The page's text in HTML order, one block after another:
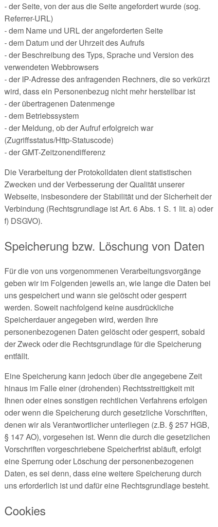
- der Seite, von der aus die Seite angefordert wurde (sog.
Referrer-URL)
- dem Name und URL der angeforderten Seite
- dem Datum und der Uhrzeit des Aufrufs
- der Beschreibung des Typs, Sprache und Version des
verwendeten Webbrowsers
- der IP-Adresse des anfragenden Rechners, die so verkürzt
wird, dass ein Personenbezug nicht mehr herstellbar ist
- der übertragenen Datenmenge
- dem Betriebssystem
- der Meldung, ob der Aufruf erfolgreich war
(Zugriffsstatus/Http-Statuscode)
- der GMT-Zeitzonendifferenz
Die Verarbeitung der Protokolldaten dient statistischen
Zwecken und der Verbesserung der Qualität unserer
Webseite, insbesondere der Stabilität und der Sicherheit der
Verbindung (Rechtsgrundlage ist Art. 6 Abs. 1 S. 1 lit. a) oder
f) DSGVO).
Speicherung bzw. Löschung von Daten
Für die von uns vorgenommenen Verarbeitungsvorgänge
geben wir im Folgenden jeweils an, wie lange die Daten bei
uns gespeichert und wann sie gelöscht oder gesperrt
werden. Soweit nachfolgend keine ausdrückliche
Speicherdauer angegeben wird, werden Ihre
personenbezogenen Daten gelöscht oder gesperrt, sobald
der Zweck oder die Rechtsgrundlage für die Speicherung
entfällt.
Eine Speicherung kann jedoch über die angegebene Zeit
hinaus im Falle einer (drohenden) Rechtsstreitigkeit mit
Ihnen oder eines sonstigen rechtlichen Verfahrens erfolgen
oder wenn die Speicherung durch gesetzliche Vorschriften,
denen wir als Verantwortlicher unterliegen (z.B. § 257 HGB,
§ 147 AO), vorgesehen ist. Wenn die durch die gesetzlichen
Vorschriften vorgeschriebene Speicherfrist abläuft, erfolgt
eine Sperrung oder Löschung der personenbezogenen
Daten, es sei denn, dass eine weitere Speicherung durch
uns erforderlich ist und dafür eine Rechtsgrundlage besteht.
Cookies